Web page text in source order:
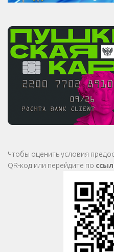
Чтобы оценить условия
QR-код или перейдите по